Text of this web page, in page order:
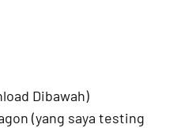
Dibawah)
(yang saya testing